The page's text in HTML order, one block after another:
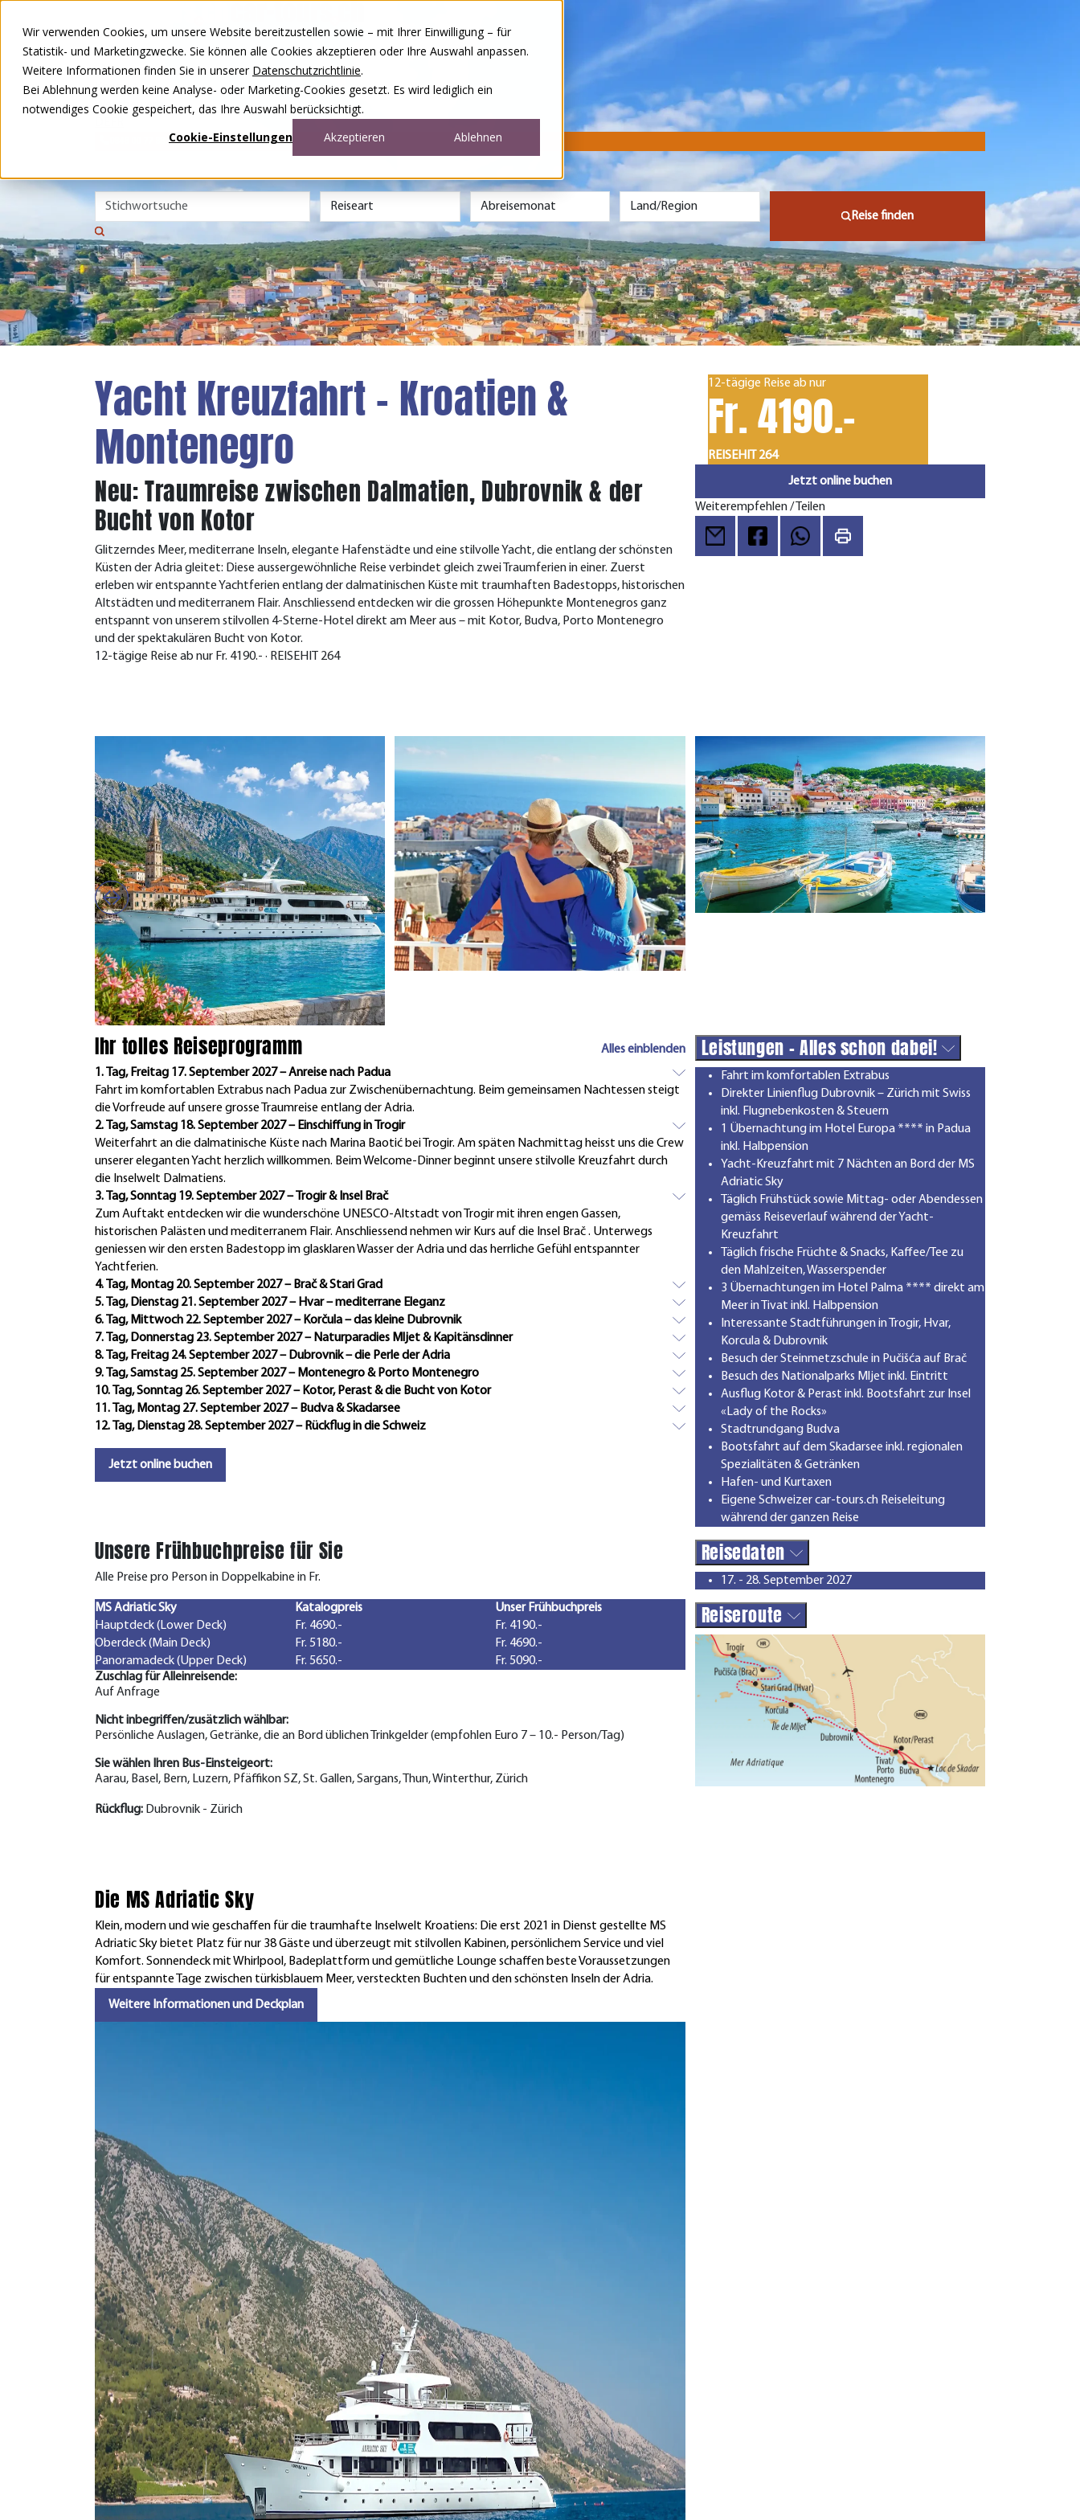
Wir verwenden Cookies, um unsere Website bereitzustellen sowie – mit Ihrer Einwilligung – für
Statistik- und Marketingzwecke. Sie können alle Cookies akzeptieren oder Ihre Auswahl anpassen.
Weitere Informationen finden Sie in unserer Datenschutzrichtlinie.
Bei Ablehnung werden keine Analyse- oder Marketing-Cookies gesetzt. Es wird lediglich ein
notwendiges Cookie gespeichert, das Ihre Auswahl berücksichtigt.
Cookie-Einstellungen
Akzeptieren Ablehnen
Unsere Reisen
Rund ums Reisen
Über uns
Kontakt
Wettbewerb
Reise finden
Yacht Kreuzfahrt - Kroatien &
Montenegro
Neu: Traumreise zwischen Dalmatien, Dubrovnik & der
Bucht von Kotor
Glitzerndes Meer, mediterrane Inseln, elegante Hafenstädte und eine stilvolle Yacht, die entlang der schönsten
Küsten der Adria gleitet: Diese aussergewöhnliche Reise verbindet gleich zwei Traumferien in einer. Zuerst
erleben wir entspannte Yachtferien entlang der dalmatinischen Küste mit traumhaften Badestopps, historischen
Altstädten und mediterranem Flair. Anschliessend entdecken wir die grossen Höhepunkte Montenegros ganz
entspannt von unserem stilvollen 4-Sterne-Hotel direkt am Meer aus – mit Kotor, Budva, Porto Montenegro
und der spektakulären Bucht von Kotor.
12-tägige Reise ab nur Fr. 4190.- · REISEHIT 264
12-tägige Reise ab nur
Fr. 4190.-
REISEHIT 264
Jetzt online buchen
Weiterempfehlen / Teilen
Ihr tolles Reiseprogramm
Alles einblenden
1. Tag, Freitag 17. September 2027 – Anreise nach Padua
Fahrt im komfortablen Extrabus nach Padua zur Zwischenübernachtung. Beim gemeinsamen Nachtessen steigt
die Vorfreude auf unsere grosse Traumreise entlang der Adria.
2. Tag, Samstag 18. September 2027 – Einschiffung in Trogir
Weiterfahrt an die dalmatinische Küste nach Marina Baotić bei Trogir. Am späten Nachmittag heisst uns die Crew
unserer eleganten Yacht herzlich willkommen. Beim Welcome-Dinner beginnt unsere stilvolle Kreuzfahrt durch
die Inselwelt Dalmatiens.
3. Tag, Sonntag 19. September 2027 – Trogir & Insel Brač
Zum Auftakt entdecken wir die wunderschöne UNESCO-Altstadt von Trogir mit ihren engen Gassen,
historischen Palästen und mediterranem Flair. Anschliessend nehmen wir Kurs auf die Insel Brač . Unterwegs
geniessen wir den ersten Badestopp im glasklaren Wasser der Adria und das herrliche Gefühl entspannter
Yachtferien.
4. Tag, Montag 20. September 2027 – Brač & Stari Grad
5. Tag, Dienstag 21. September 2027 – Hvar – mediterrane Eleganz
6. Tag, Mittwoch 22. September 2027 – Korčula – das kleine Dubrovnik
7. Tag, Donnerstag 23. September 2027 – Naturparadies Mljet & Kapitänsdinner
8. Tag, Freitag 24. September 2027 – Dubrovnik – die Perle der Adria
9. Tag, Samstag 25. September 2027 – Montenegro & Porto Montenegro
10. Tag, Sonntag 26. September 2027 – Kotor, Perast & die Bucht von Kotor
11. Tag, Montag 27. September 2027 – Budva & Skadarsee
12. Tag, Dienstag 28. September 2027 – Rückflug in die Schweiz
Jetzt online buchen
Unsere Frühbuchpreise für Sie
Alle Preise pro Person in Doppelkabine in Fr.
MS Adriatic Sky Katalogpreis
Unser Frühbuchpreis
Hauptdeck (Lower Deck)
Fr. 4690.-
Fr. 4190.-
Oberdeck (Main Deck)
Fr. 5180.-
Fr. 4690.-
Panoramadeck (Upper Deck)
Fr. 5650.-
Fr. 5090.-
Zuschlag für Alleinreisende:
Auf Anfrage
Nicht inbegriffen/zusätzlich wählbar:
Persönliche Auslagen, Getränke, die an Bord üblichen Trinkgelder (empfohlen Euro 7 – 10.- Person/Tag)
Sie wählen Ihren Bus-Einsteigeort:
Aarau, Basel, Bern, Luzern, Pfäffikon SZ, St. Gallen, Sargans, Thun, Winterthur, Zürich
Rückflug: Dubrovnik - Zürich
Die MS Adriatic Sky
Klein, modern und wie geschaffen für die traumhafte Inselwelt Kroatiens: Die erst 2021 in Dienst gestellte MS
Adriatic Sky bietet Platz für nur 38 Gäste und überzeugt mit stilvollen Kabinen, persönlichem Service und viel
Komfort. Sonnendeck mit Whirlpool, Badeplattform und gemütliche Lounge schaffen beste Voraussetzungen
für entspannte Tage zwischen türkisblauem Meer, versteckten Buchten und den schönsten Inseln der Adria.
Weitere Informationen und Deckplan
Leistungen - Alles schon dabei!
Fahrt im komfortablen Extrabus
Direkter Linienflug Dubrovnik – Zürich mit Swiss
inkl. Flugnebenkosten & Steuern
1 Übernachtung im Hotel Europa **** in Padua
inkl. Halbpension
Yacht-Kreuzfahrt mit 7 Nächten an Bord der MS
Adriatic Sky
Täglich Frühstück sowie Mittag- oder Abendessen
gemäss Reiseverlauf während der Yacht-
Kreuzfahrt
Täglich frische Früchte & Snacks, Kaffee/Tee zu
den Mahlzeiten, Wasserspender
3 Übernachtungen im Hotel Palma **** direkt am
Meer in Tivat inkl. Halbpension
Interessante Stadtführungen in Trogir, Hvar,
Korcula & Dubrovnik
Besuch der Steinmetzschule in Pučišća auf Brač
Besuch des Nationalparks Mljet inkl. Eintritt
Ausflug Kotor & Perast inkl. Bootsfahrt zur Insel
«Lady of the Rocks»
Stadtrundgang Budva
Bootsfahrt auf dem Skadarsee inkl. regionalen
Spezialitäten & Getränken
Hafen- und Kurtaxen
Eigene Schweizer car-tours.ch Reiseleitung
während der ganzen Reise
Reisedaten
17. - 28. September 2027
Reiseroute